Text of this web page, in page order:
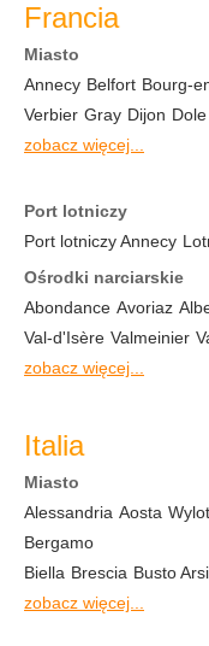
Francia
Miasto
Annecy Belfort Bourg-
Verbier Gray Dijon Dole
zobacz więcej...
Port lotniczy
Port lotniczy Annecy
Ośrodki narciarskie
Abondance Avoriaz
Val-d'Isère Valmeinier
zobacz więcej...
Italia
Miasto
Alessandria Aosta
Bergamo
Biella Brescia Busto
zobacz więcej...